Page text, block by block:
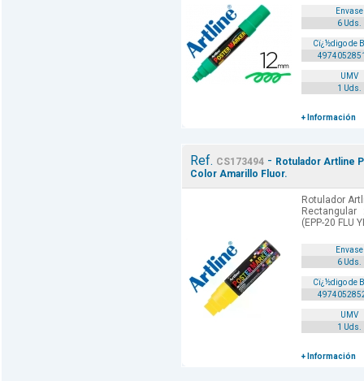
Envase
6 Uds.
Cï¿½digo de
UMV
1 Uds.
+ Información
Ref. CS173494- Rotulador Artline
Color Amarillo Fluor.
Rotulador
(EPP-20 FLU
Envase
6 Uds.
Cï¿½digo de
UMV
1 Uds.
+ Información